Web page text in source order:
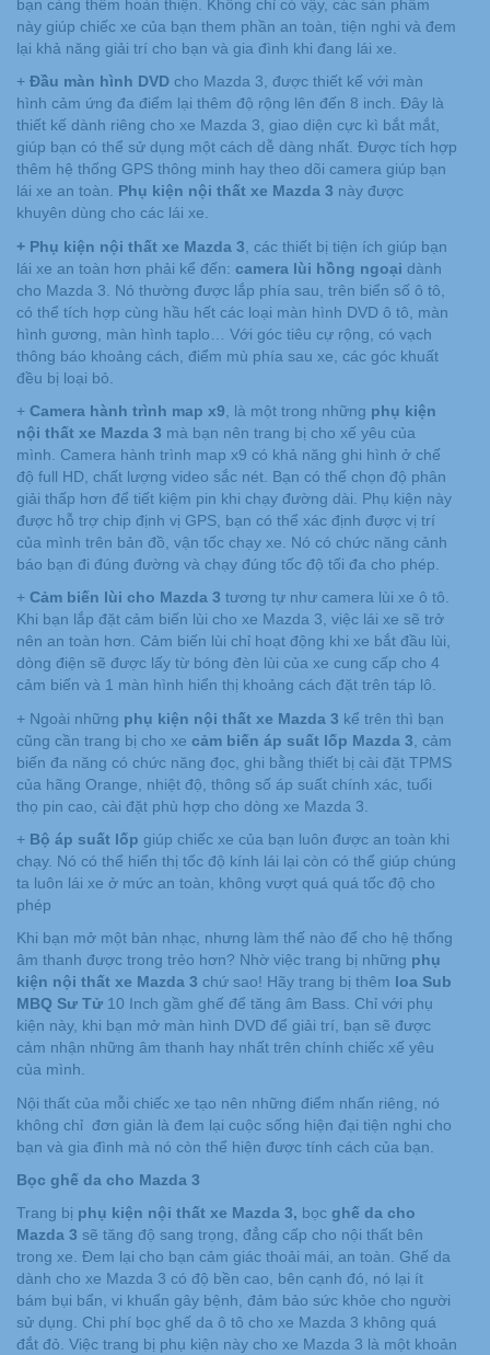
bạn càng thêm hoàn thiện. Không chỉ có vậy, các sản phẩm
này giúp chiếc xe của bạn them phần an toàn, tiện nghi và đem
lại khả năng giải trí cho bạn và gia đình khi đang lái xe.
+ Đầu màn hình DVD cho Mazda 3, được thiết kế với màn
hình cảm ứng đa điểm lại thêm độ rộng lên đến 8 inch. Đây là
thiết kế dành riêng cho xe Mazda 3, giao diện cực kì bắt mắt,
giúp bạn có thể sử dụng một cách dễ dàng nhất. Được tích hợp
thêm hệ thống GPS thông minh hay theo dõi camera giúp bạn
lái xe an toàn. Phụ kiện nội thất xe Mazda 3 này được
khuyên dùng cho các lái xe.
+ Phụ kiện nội thất xe Mazda 3 , các thiết bị tiện ích giúp bạn
lái xe an toàn hơn phải kể đến: camera lùi hồng ngoại dành
cho Mazda 3. Nó thường được lắp phía sau, trên biển số ô tô,
có thể tích hợp cùng hầu hết các loại màn hình DVD ô tô, màn
hình gương, màn hình taplo… Với góc tiêu cự rộng, có vạch
thông báo khoảng cách, điểm mù phía sau xe, các góc khuất
đều bị loại bỏ.
+ Camera hành trình map x9 , là một trong những phụ kiện
nội thất xe Mazda 3 mà bạn nên trang bị cho xế yêu của
mình. Camera hành trình map x9 có khả năng ghi hình ở chế
độ full HD, chất lượng video sắc nét. Bạn có thể chọn độ phân
giải thấp hơn để tiết kiệm pin khi chạy đường dài. Phụ kiện này
được hỗ trợ chip định vị GPS, bạn có thể xác định được vị trí
của mình trên bản đồ, vận tốc chạy xe. Nó có chức năng cảnh
báo bạn đi đúng đường và chạy đúng tốc độ tối đa cho phép.
+ Cảm biến lùi cho Mazda 3 tương tự như camera lùi xe ô tô.
Khi bạn lắp đặt cảm biến lùi cho xe Mazda 3, việc lái xe sẽ trở
nên an toàn hơn. Cảm biến lùi chỉ hoạt động khi xe bắt đầu lùi,
dòng điện sẽ được lấy từ bóng đèn lùi của xe cung cấp cho 4
cảm biến và 1 màn hình hiển thị khoảng cách đặt trên táp lô.
+ Ngoài những phụ kiện nội thất xe Mazda 3 kể trên thì bạn
cũng cần trang bị cho xe cảm biến áp suất lốp Mazda 3 , cảm
biến đa năng có chức năng đọc, ghi bằng thiết bị cài đặt TPMS
của hãng Orange, nhiệt độ, thông số áp suất chính xác, tuổi
thọ pin cao, cài đặt phù hợp cho dòng xe Mazda 3.
+ Bộ áp suất lốp giúp chiếc xe của bạn luôn được an toàn khi
chạy. Nó có thể hiển thị tốc độ kính lái lại còn có thể giúp chúng
ta luôn lái xe ở mức an toàn, không vượt quá quá tốc độ cho
phép
Khi bạn mở một bản nhạc, nhưng làm thế nào để cho hệ thống
âm thanh được trong trẻo hơn? Nhờ việc trang bị những phụ
kiện nội thất xe Mazda 3 chứ sao! Hãy trang bị thêm loa Sub
MBQ Sư Tử 10 Inch gầm ghế để tăng âm Bass. Chỉ với phụ
kiện này, khi bạn mở màn hình DVD để giải trí, bạn sẽ được
cảm nhận những âm thanh hay nhất trên chính chiếc xế yêu
của mình.
Nội thất của mỗi chiếc xe tạo nên những điểm nhấn riêng, nó
không chỉ đơn giản là đem lại cuộc sống hiện đại tiện nghi cho
bạn và gia đình mà nó còn thể hiện được tính cách của bạn.
Bọc ghế da cho Mazda 3
Trang bị phụ kiện nội thất xe Mazda 3, bọc ghế da cho
Mazda 3 sẽ tăng độ sang trọng, đẳng cấp cho nội thất bên
trong xe. Đem lại cho bạn cảm giác thoải mái, an toàn. Ghế da
dành cho xe Mazda 3 có độ bền cao, bên cạnh đó, nó lại ít
bám bụi bẩn, vi khuẩn gây bệnh, đảm bảo sức khỏe cho người
sử dụng. Chi phí bọc ghế da ô tô cho xe Mazda 3 không quá
đắt đỏ. Việc trang bị phụ kiện này cho xe Mazda 3 là một khoản